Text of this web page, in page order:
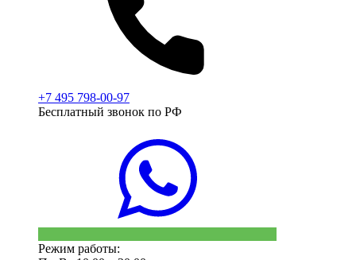
+7 495 798-00-97
Бесплатный звонок по РФ
Режим работы: